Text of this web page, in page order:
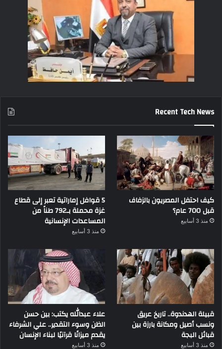
Recent Tech News
كيف احتفل المصريون بالزفاف
قبل 700 عام؟
منذ 3 أسابيع
5 قوافل إماراتية تعبر إلى قطاع
غزة محملة بـ792 طناً من
المساعدات الإنسانية
منذ 3 أسابيع
قبيلة الهدندوة.. تاريخ عريق
ونسب أصيل ومكانة بارزة بين
قبائل البجة
منذ 3 أسابيع
علاء عبدالله يكتب: بين حسن
الظن وسوء التقدير.. علي الشرفاء
يقدم ميزانًا قرآنيًا لبناء الإنسان
منذ 3 أسابيع